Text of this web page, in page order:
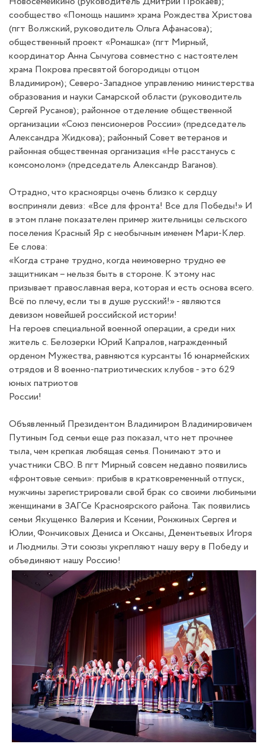
сообщество «Помощь нашим» храма Рождества Христова
(пгт Волжский, руководитель Ольга Афанасова);
общественный проект «Ромашка» (пгт Мирный,
координатор Анна Сычугова совместно с настоятелем
храма Покрова пресвятой богородицы отцом
Владимиром); Северо-Западное управлению министерства
образования и науки Самарской области (руководитель
Сергей Русанов); районное отделение общественной
организации «Союз пенсионеров России» (председатель
Александра Жидкова); районный Совет ветеранов и
районная общественная организация «Не расстанусь с
комсомолом» (председатель Александр Ваганов).
Отрадно, что красноярцы очень близко к сердцу
восприняли девиз: «Все для фронта! Все для Победы!» И
в этом плане показателен пример жительницы сельского
поселения Красный Яр с необычным именем Мари-Клер.
Ее слова:
«Когда стране трудно, когда неимоверно трудно ее
защитникам – нельзя быть в стороне. К этому нас
призывает православная вера, которая и есть основа всего.
Всё по плечу, если ты в душе русский!» - являются
девизом новейшей российской истории!
На героев специальной военной операции, а среди них
житель с. Белозерки Юрий Капралов, награжденный
орденом Мужества, равняются курсанты 16 юнармейских
отрядов и 8 военно-патриотических клубов - это 629
юных патриотов
России!
Объявленный Президентом Владимиром Владимировичем
Путиным Год семьи еще раз показал, что нет прочнее
тыла, чем крепкая любящая семья. Понимают это и
участники СВО. В пгт Мирный совсем недавно появились
«фронтовые семьи»: прибыв в кратковременный отпуск,
мужчины зарегистрировали свой брак со своими любимыми
женщинами в ЗАГСе Красноярского района. Так появились
семьи Якущенко Валерия и Ксении, Ронжиных Сергея и
Юлии, Фончиковых Дениса и Оксаны, Дементьевых Игоря
и Людмилы. Эти союзы укрепляют нашу веру в Победу и
объединяют нашу Россию!